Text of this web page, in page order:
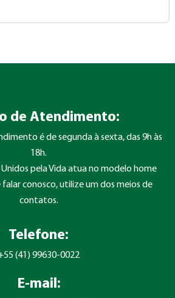
de Atendimento:
é de segunda à sexta, das 9h às
18h.
pela Vida atua no modelo home
falar conosco, utilize um dos meios de
contatos.
Telefone:
(41) 99630-0022
E-mail: